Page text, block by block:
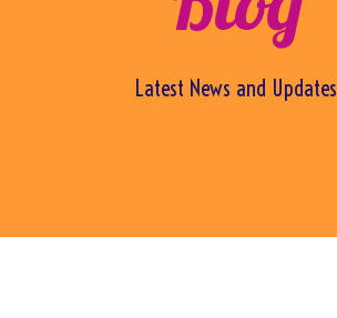
Latest News and Updates